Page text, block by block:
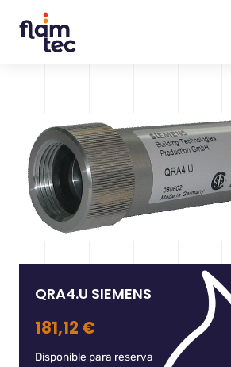
contenido
QRA4.U SIEMENS
181,12 €
Disponible para reserva